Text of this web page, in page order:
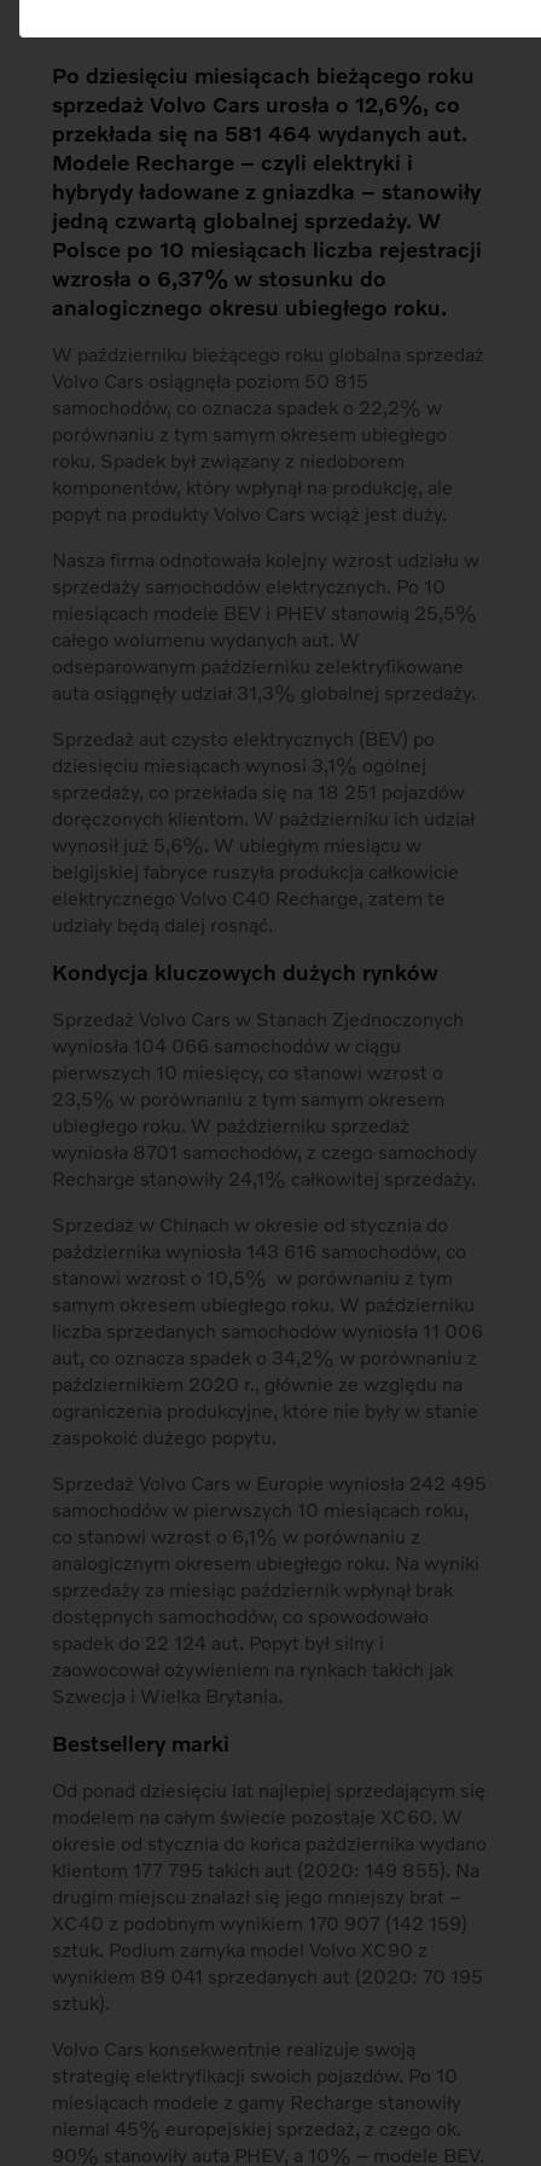
Po dziesięciu miesiącach bieżącego roku
sprzedaż Volvo Cars urosła o 12,6%, co
przekłada się na 581 464 wydanych aut.
Modele Recharge – czyli elektryki i
hybrydy ładowane z gniazdka – stanowiły
jedną czwartą globalnej sprzedaży. W
Polsce po 10 miesiącach liczba rejestracji
wzrosła o 6,37% w stosunku do
analogicznego okresu ubiegłego roku.
W październiku bieżącego roku globalna sprzedaż
Volvo Cars osiągnęła poziom 50 815
samochodów, co oznacza spadek o 22,2% w
porównaniu z tym samym okresem ubiegłego
roku. Spadek był związany z niedoborem
komponentów, który wpłynął na produkcję, ale
popyt na produkty Volvo Cars wciąż jest duży.
Nasza firma odnotowała kolejny wzrost udziału w
sprzedaży samochodów elektrycznych. Po 10
miesiącach modele BEV i PHEV stanowią 25,5%
całego wolumenu wydanych aut. W
odseparowanym październiku zelektryfikowane
auta osiągnęły udział 31,3% globalnej sprzedaży.
Sprzedaż aut czysto elektrycznych (BEV) po
dziesięciu miesiącach wynosi 3,1% ogólnej
sprzedaży, co przekłada się na 18 251 pojazdów
doręczonych klientom. W październiku ich udział
wynosił już 5,6%. W ubiegłym miesiącu w
belgijskiej fabryce ruszyła produkcja całkowicie
elektrycznego Volvo C40 Recharge, zatem te
udziały będą dalej rosnąć.
Kondycja kluczowych dużych rynków
Sprzedaż Volvo Cars w Stanach Zjednoczonych
wyniosła 104 066 samochodów w ciągu
pierwszych 10 miesięcy, co stanowi wzrost o
23,5% w porównaniu z tym samym okresem
ubiegłego roku. W październiku sprzedaż
wyniosła 8701 samochodów, z czego samochody
Recharge stanowiły 24,1% całkowitej sprzedaży.
Sprzedaż w Chinach w okresie od stycznia do
października wyniosła 143 616 samochodów, co
stanowi wzrost o 10,5% w porównaniu z tym
samym okresem ubiegłego roku. W październiku
liczba sprzedanych samochodów wyniosła 11 006
aut, co oznacza spadek o 34,2% w porównaniu z
październikiem 2020 r., głównie ze względu na
ograniczenia produkcyjne, które nie były w stanie
zaspokoić dużego popytu.
Sprzedaż Volvo Cars w Europie wyniosła 242 495
samochodów w pierwszych 10 miesiącach roku,
co stanowi wzrost o 6,1% w porównaniu z
analogicznym okresem ubiegłego roku. Na wyniki
sprzedaży za miesiąc październik wpłynął brak
dostępnych samochodów, co spowodowało
spadek do 22 124 aut. Popyt był silny i
zaowocował ożywieniem na rynkach takich jak
Szwecja i Wielka Brytania.
Bestsellery marki
Od ponad dziesięciu lat najlepiej sprzedającym się
modelem na całym świecie pozostaje XC60. W
okresie od stycznia do końca października wydano
klientom 177 795 takich aut (2020: 149 855). Na
drugim miejscu znalazł się jego mniejszy brat –
XC40 z podobnym wynikiem 170 907 (142 159)
sztuk. Podium zamyka model Volvo XC90 z
wynikiem 89 041 sprzedanych aut (2020: 70 195
sztuk).
Volvo Cars konsekwentnie realizuje swoją
strategię elektryfikacji swoich pojazdów. Po 10
miesiącach modele z gamy Recharge stanowiły
niemal 45% europejskiej sprzedaż, z czego ok.
90% stanowiły auta PHEV, a 10% – modele BEV.